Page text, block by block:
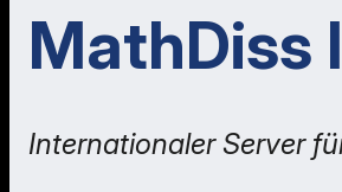
MathDiss
Internationaler Server